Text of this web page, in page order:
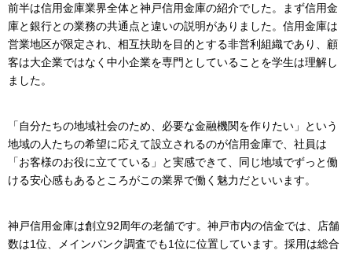
前半は信用金庫業界全体と神戸信用金庫の紹介でした。まず信用金
庫と銀行との業務の共通点と違いの説明がありました。信用金庫は
営業地区が限定され、相互扶助を目的とする非営利組織であり、顧
客は大企業ではなく中小企業を専門としていることを学生は理解し
ました。
「自分たちの地域社会のため、必要な金融機関を作りたい」という
地域の人たちの希望に応えて設立されるのが信用金庫で、社員は
「お客様のお役に立てている」と実感できて、同じ地域でずっと働
ける安心感もあるところがこの業界で働く魅力だといいます。
神戸信用金庫は創立92周年の老舗です。神戸市内の信金では、店舗
数は1位、メインバンク調査でも1位に位置しています。採用は総合